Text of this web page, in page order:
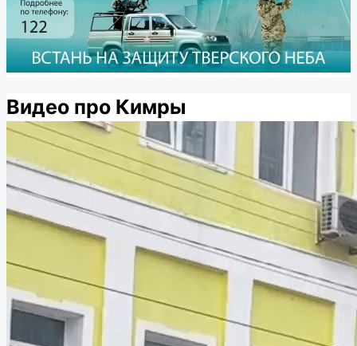
Видео про Кимры